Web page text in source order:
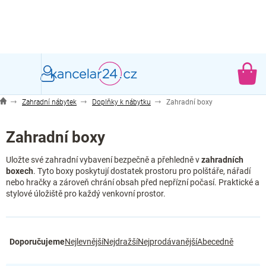
Zahradní nábytek Doplňky k nábytku Zahradní boxy
Zahradní boxy
Uložte své zahradní vybavení bezpečně a přehledně vzahradních
boxech. Tyto boxy poskytují dostatek prostoru pro polštáře, nářadí
nebo hračky a zároveň chrání obsah před nepřízní počasí. Praktické a
stylové úložiště pro každý venkovní prostor.
a
DoporučujemeNejlevnějšíNejdražšíNejprodávanějšíAbecedně